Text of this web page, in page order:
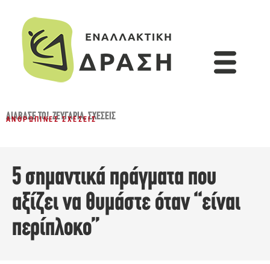
ΔΙΆΒΑΣΈ ΤΟ!,ΖΕΥΓΆΡΙΑ,ΣΧΈΣΕΙΣ
ΑΝΘΡΏΠΙΝΕΣ ΣΧΈΣΕΙΣ
5 σημαντικά πράγματα που
αξίζει να θυμάστε όταν “είναι
περίπλοκο”